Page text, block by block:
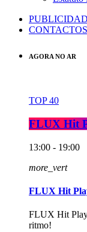
CONTACTOS
AGORA NO AR
TOP 40
FLUX Hit
13:00 - 19:00
more_vert
FLUX Hit
FLUX Hit Play
ritmo!